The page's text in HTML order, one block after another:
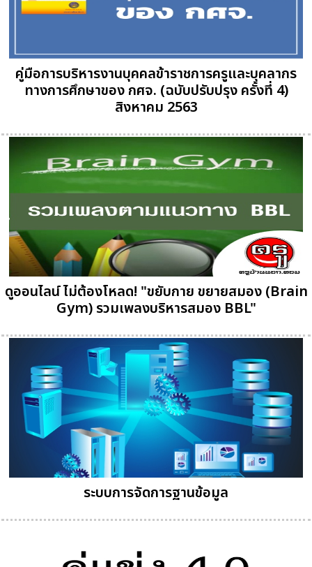
คู่มือการบริหารงานบุคคลข้าราชการครูและบุคลากร
ทางการศึกษาของ กศจ. (ฉบับปรับปรุง ครั้งที่ 4)
สิงหาคม 2563
ดูออนไลน์ ไม่ต้องโหลด! "ขยับกาย ขยายสมอง (Brain
Gym) รวมเพลงบริหารสมอง BBL"
ระบบการจัดการฐานข้อมูล